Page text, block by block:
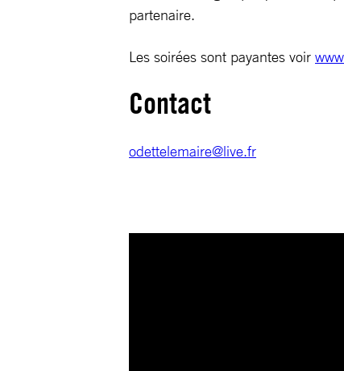
partenaire.
Les soirées sont payantes voir
Contact
odettelemaire@live.fr